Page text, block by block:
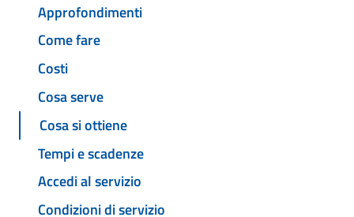
Approfondimenti
Come fare
Costi
Cosa serve
Cosa si ottiene
Tempi e scadenze
Accedi al servizio
Condizioni di servizio